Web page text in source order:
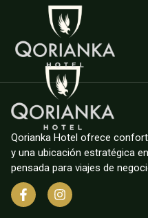
Qorianka Hotel ofrece
y una ubicación estratégica
pensada para viajes de